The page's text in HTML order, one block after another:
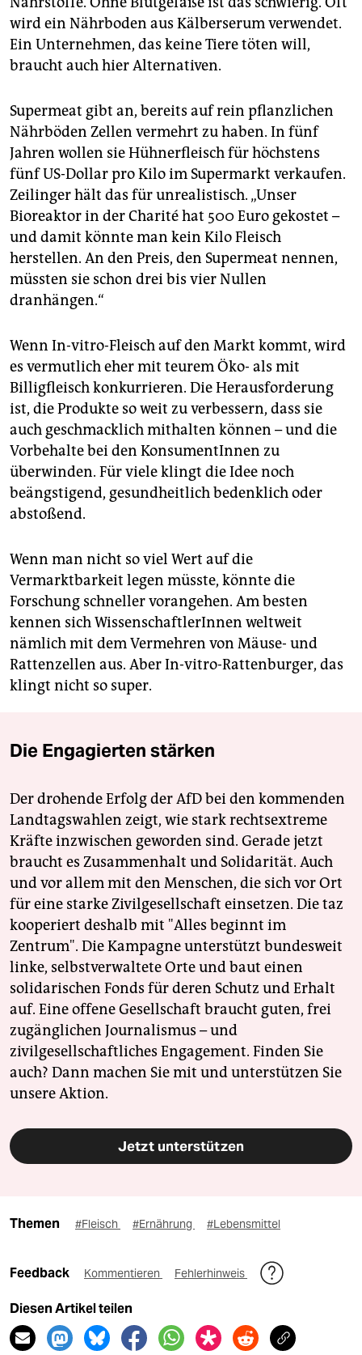
wird ein Nährboden aus Kälberserum verwendet.
Ein Unternehmen, das keine Tiere töten will,
braucht auch hier Alternativen.
Supermeat gibt an, bereits auf rein pflanzlichen
Nährböden Zellen vermehrt zu haben. In fünf
Jahren wollen sie Hühnerfleisch für höchstens
fünf US-Dollar pro Kilo im Supermarkt verkaufen.
Zeilinger hält das für unrealistisch. „Unser
Bioreaktor in der Charité hat 500 Euro gekostet –
und damit könnte man kein Kilo Fleisch
herstellen. An den Preis, den Supermeat nennen,
müssten sie schon drei bis vier Nullen
dranhängen.“
Wenn In-vitro-Fleisch auf den Markt kommt, wird
es vermutlich eher mit teurem Öko- als mit
Billigfleisch konkurrieren. Die Herausforderung
ist, die Produkte so weit zu verbessern, dass sie
auch geschmacklich mithalten können – und die
Vorbehalte bei den KonsumentInnen zu
überwinden. Für viele klingt die Idee noch
beängstigend, gesundheitlich bedenklich oder
abstoßend.
Wenn man nicht so viel Wert auf die
Vermarktbarkeit legen müsste, könnte die
Forschung schneller vorangehen. Am besten
kennen sich WissenschaftlerInnen weltweit
nämlich mit dem Vermehren von Mäuse- und
Rattenzellen aus. Aber In-vitro-Rattenburger, das
klingt nicht so super.
Die Engagierten stärken
Der drohende Erfolg der AfD bei den kommenden
Landtagswahlen zeigt, wie stark rechtsextreme
Kräfte inzwischen geworden sind. Gerade jetzt
braucht es Zusammenhalt und Solidarität. Auch
und vor allem mit den Menschen, die sich vor Ort
für eine starke Zivilgesellschaft einsetzen. Die taz
kooperiert deshalb mit "Alles beginnt im
Zentrum". Die Kampagne unterstützt bundesweit
linke, selbstverwaltete Orte und baut einen
solidarischen Fonds für deren Schutz und Erhalt
auf. Eine offene Gesellschaft braucht guten, frei
zugänglichen Journalismus – und
zivilgesellschaftliches Engagement. Finden Sie
auch? Dann machen Sie mit und unterstützen Sie
unsere Aktion.
Jetzt unterstützen
Themen #Fleisch #Ernährung #Lebensmittel
Feedback Kommentieren Fehlerhinweis
Diesen Artikel teilen